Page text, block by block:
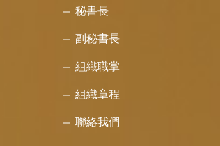
秘書長
副秘書長
組織職掌
組織章程
聯絡我們